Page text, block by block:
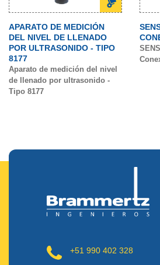
APARATO DE MEDICIÓN
DEL NIVEL DE LLENADO
POR ULTRASONIDO - TIPO
8177
Aparato de medición del nivel
de llenado por ultrasonido -
Tipo 8177
+51 990 402 328